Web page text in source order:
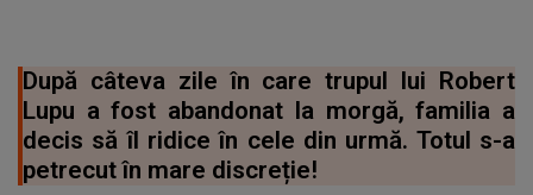
După câteva zile în care trupul lui Robert
Lupu a fost abandonat la morgă, familia a
decis să îl ridice în cele din urmă. Totul s-a
petrecut în mare discreție!